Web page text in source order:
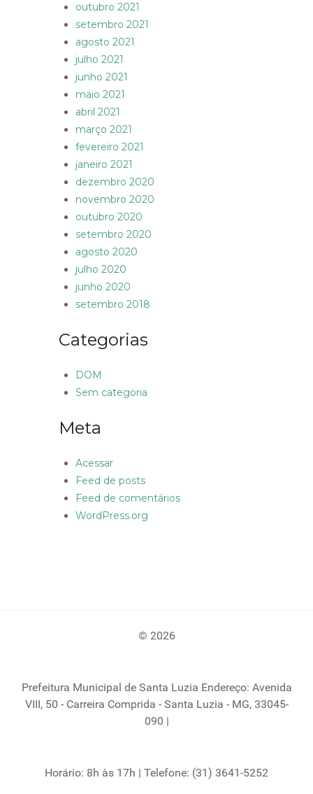
outubro 2021
setembro 2021
agosto 2021
julho 2021
junho 2021
maio 2021
abril 2021
março 2021
fevereiro 2021
janeiro 2021
dezembro 2020
novembro 2020
outubro 2020
setembro 2020
agosto 2020
julho 2020
junho 2020
setembro 2018
Categorias
DOM
Sem categoria
Meta
Acessar
Feed de posts
Feed de comentários
WordPress.org
© 2026
Prefeitura Municipal de Santa Luzia Endereço: Avenida
VIII, 50 - Carreira Comprida - Santa Luzia - MG, 33045-
090 |
Horário: 8h às 17h | Telefone: (31) 3641-5252